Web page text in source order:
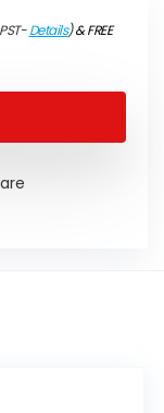
Details)&FREE